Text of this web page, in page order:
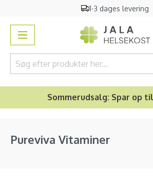
1-3 dages levering
Sommerudsalg: Spar op
Pureviva Vitaminer